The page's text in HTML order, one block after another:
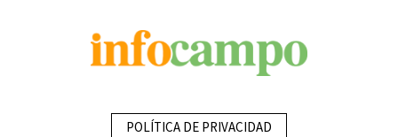
POLÍTICA DE PRIVACIDAD